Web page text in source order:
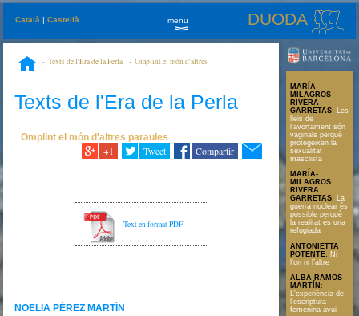
Català |Castellà DUODA
menu
»
Texts de l'Era de la Perla
Omplint el món d'altres
Texts de l'Era de la Perla
Omplint el món d'altres paraules
+1 Tweet Compartir
Text en format PDF
NOELIA PÉREZ MARTÍN
MARÍA-
MILAGROS
RIVERA
GARRETAS: Les
lleis de
l'avortament són
vaginals perquè
protegeixen la
sexualitat
masclista
MARÍA-
MILAGROS
RIVERA
GARRETAS: La
guerra nuclear és
possible perquè
la realitat és una
refugiada
ANTONIETTA
POTENTE: Ni
l’un ni l’altre
ALBA RAMOS
MARTÍN :
L'experiència de
l'escriptura
femenina avui